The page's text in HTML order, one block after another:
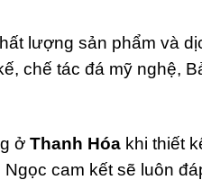
lượng sản phẩm và
chế tác đá mỹ nghệ,
ở Thanh Hóa khi thiết
cam kết sẽ luôn